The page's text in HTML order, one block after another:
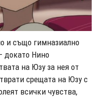
и също гимназиално
докато Нино
на Юзу за нея от
срещата на Юзу с
всички чувства,